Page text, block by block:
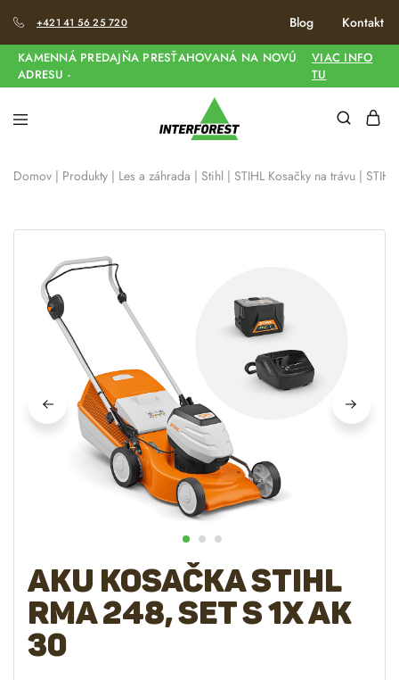
+421 41 56 25 720 Blog Kontakt
KAMENNÁ PREDAJŇA PRESŤAHOVANÁ NA NOVÚ
ADRESU -
VIAC INFO
TU
Domov | Produkty | Les a záhrada | Stihl | STIHL Kosačky na trávu |
AKU kosačka STIHL
RMA 248, set s 1x AK
30